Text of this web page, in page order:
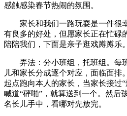
感触感染春节热闹的氛围。
家长和我们一路玩耍是一件很
有良多的好处，但愿家长正在忙碌
陪陪我们，下面是亲子逛戏蹲蹲乐。
弄法：分小班组，托班组。每
儿和家长分成逐个对应，面临面排
起点跑向本人的家长，当家长接过
喊道“砰啪”，就算送到一个。然后
名长儿手中，看哪对先放完。